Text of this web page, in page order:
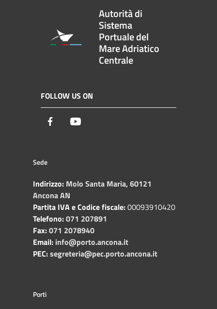
Autorità di
Sistema
Portuale del
Mare Adriatico
Centrale
FOLLOW US ON
Facebook
Sede
Indirizzo: Molo Santa Maria, 60121
Ancona AN
Partita IVA e Codice fiscale:00093910420
Telefono:071 207891
Fax:071 2078940
Email: info@porto.ancona.it
PEC:segreteria@pec.porto.ancona.it
Porti